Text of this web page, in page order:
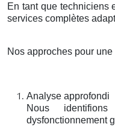
En tant que techniciens
services complètes
Nos approches pour
Analyse approfondi
Nous
dysfonctionnement